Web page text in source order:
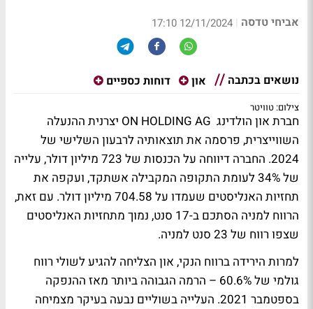
אביחי טדסה |
12/11/2024 17:10
נושאים בכתבה און דוחות כספיים
צילום: טוויטר
חברת און הולדינג ON HOLDING AG יצרנית ההנעלה
השווייצרית, פרסמה את תוצאותיה לרבעון השלישי של
2024. החברה דיווחה על הכנסות של 723 מיליון דולר, עלייה
של 34% לעומת התקופה המקבילה אשתקד, ועקפה את
תחזיות האנליסטים שעמדו על 704.58 מיליון דולר. עם זאת,
הרווח למניה הסתכם ב-17 סנט, נמוך מתחזיות האנליסטים
שצפו רווח של 23 סנט למניה.
למרות הירידה ברווח הנקי, און הצליחה להגיע לשולי רווח
גולמי של 60.6% – הרמה הגבוהה ביותר מאז ההנפקה
בספטמבר 2021. העלייה בשוליים נבעה בעיקר מצמיחה